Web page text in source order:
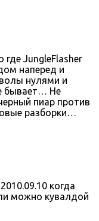
JungleFlasher
наперед и
нулями и
бывает… Не
пиар против
разборки…
когда
можно кувалдой